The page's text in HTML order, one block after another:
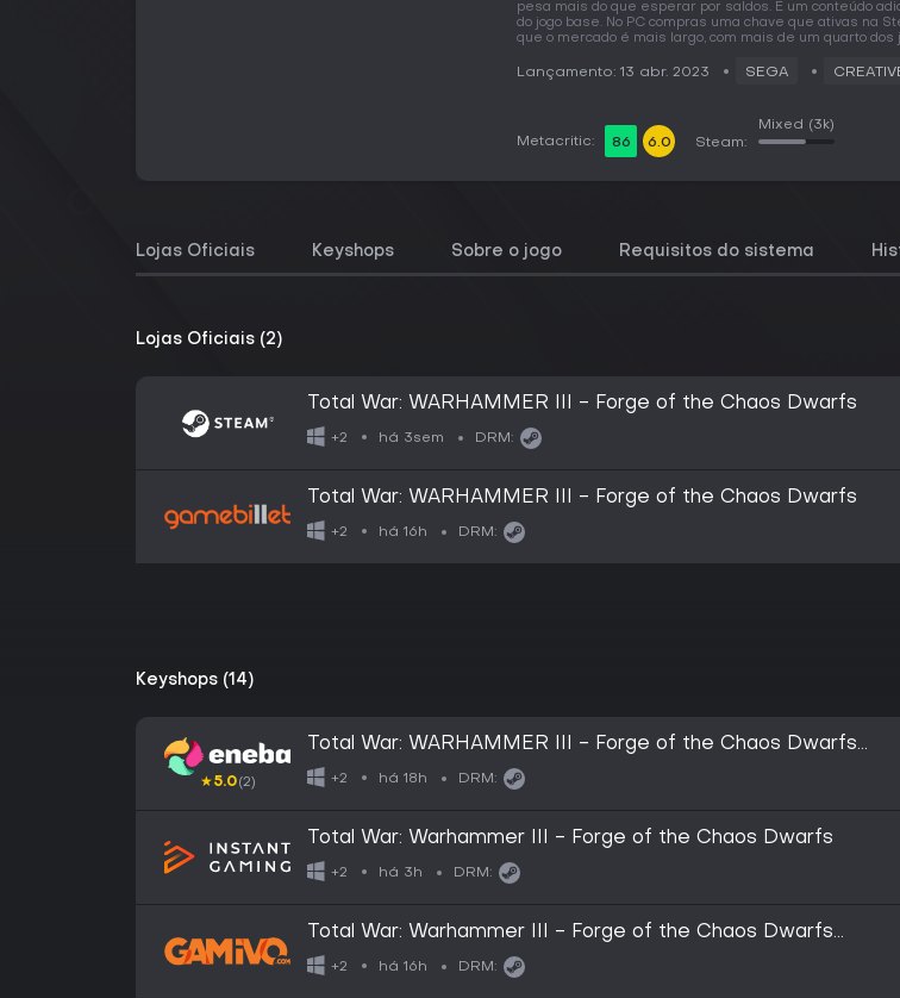
pesa mais do que esperar por saldos. É um conteúdo
do jogo base. No PC compras uma chave que ativas na
que o mercado é mais largo, com mais de um quarto
Lançamento: 13 abr. 2023 SEGA
Metacritic: 86 6.0 Steam:
Mixed (3k)
Lojas Oficiais Keyshops Sobre o jogo Requisitos do sistema
Lojas Oficiais (2)
Total War: WARHAMMER III - Forge of the Chaos Dwarfs
+2 há 3sem DRM:
Total War: WARHAMMER III - Forge of the Chaos Dwarfs
+2 há 16h DRM:
Keyshops (14)
★5.0(2)
Total War: WARHAMMER III - Forge of the Chaos Dwarfs
(DLC) (PC) Steam Key GLOBAL
+2 há 18h DRM:
Total War: Warhammer III - Forge of the Chaos Dwarfs
+2 há 3h DRM:
Total War: Warhammer III - Forge of the Chaos Dwarfs
DLC Global (Steam)
+2 há 16h DRM: